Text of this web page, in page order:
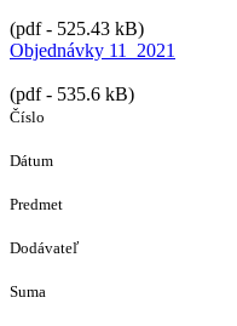
(pdf - 525.43 kB)
Objednávky 11_2021
(pdf - 535.6 kB)
Číslo
Dátum
Predmet
Dodávateľ
Suma